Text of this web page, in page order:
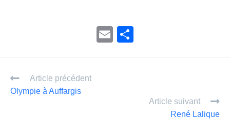
E
er
Article précédent
Olympie à Auffargis
Article suivant
René Lalique